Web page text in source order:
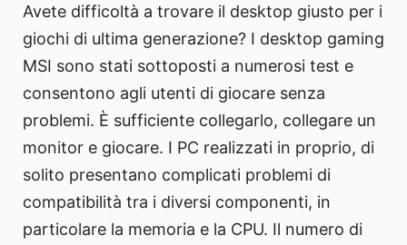
Avete difficoltà a trovare il desktop giusto per i
giochi di ultima generazione? I desktop gaming
MSI sono stati sottoposti a numerosi test e
consentono agli utenti di giocare senza
problemi. È sufficiente collegarlo, collegare un
monitor e giocare. I PC realizzati in proprio, di
solito presentano complicati problemi di
compatibilità tra i diversi componenti, in
particolare la memoria e la CPU. Il numero di